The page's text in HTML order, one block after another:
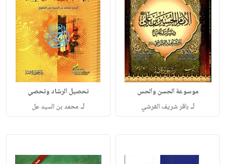
موسوعة الحسن والحس
لـ باقر شريف القرشي
تحصيل الرشاد وتحصي
لـ محمد بن السيد عل